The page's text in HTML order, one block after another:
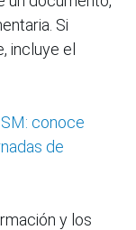
Si
incluye el
conoce
de
y los